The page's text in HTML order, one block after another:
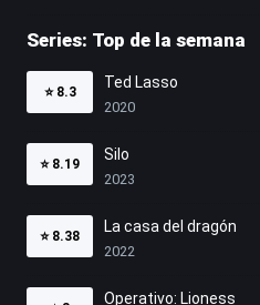
Series: Top de la semana
⭐ 8.3
Ted Lasso
2020
⭐ 8.19
Silo
2023
⭐ 8.38
La casa del dragón
2022
Operativo: Lioness